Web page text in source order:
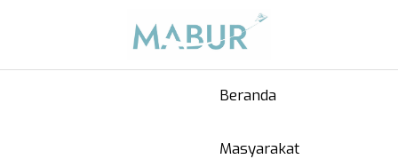
Beranda
Masyarakat